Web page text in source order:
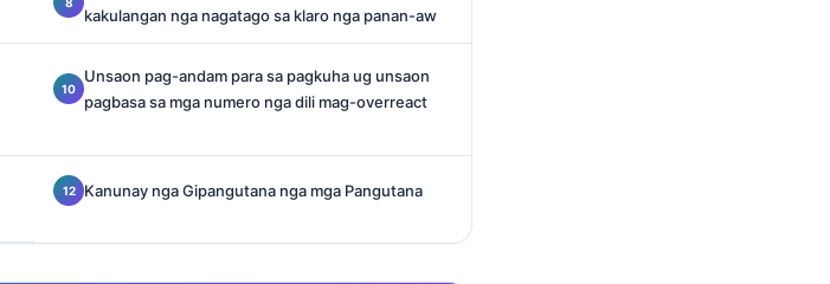
kakulangan nga nagatago sa klaro nga panan-aw
Unsaon pag-andam para sa pagkuha ug unsaon
pagbasa sa mga numero nga dili mag-overreact
Kanunay nga Gipangutana nga mga Pangutana